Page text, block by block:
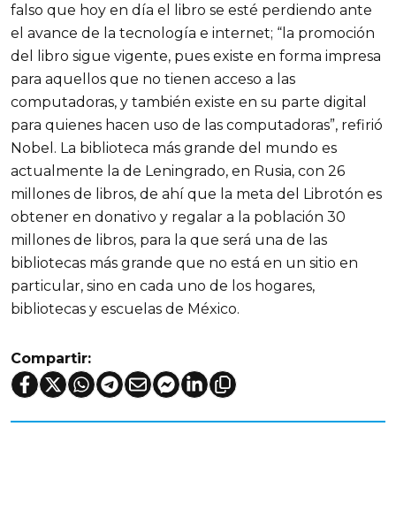
falso que hoy en día el libro se esté perdiendo ante
el avance de la tecnología e internet; “la promoción
del libro sigue vigente, pues existe en forma impresa
para aquellos que no tienen acceso a las
computadoras, y también existe en su parte digital
para quienes hacen uso de las computadoras”, refirió
Nobel. La biblioteca más grande del mundo es
actualmente la de Leningrado, en Rusia, con 26
millones de libros, de ahí que la meta del Librotón es
obtener en donativo y regalar a la población 30
millones de libros, para la que será una de las
bibliotecas más grande que no está en un sitio en
particular, sino en cada uno de los hogares,
bibliotecas y escuelas de México.
Compartir: